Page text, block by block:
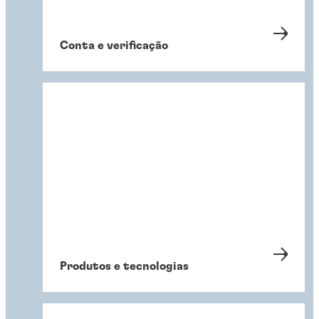
Conta e verificação
Produtos e tecnologias